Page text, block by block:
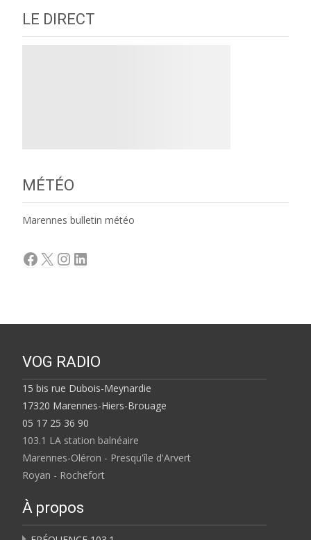
LE DIRECT
MÉTÉO
Marennes bulletin météo
Facebook
X Instagram
LinkedIn
VOG RADIO
15 bis rue Dubois-Meynardie
17320 Marennes-Hiers-Brouage
05 17 25 36 90
103.1 LA station balnéaire
Marennes-Oléron - Presqu'île d'Arvert
Royan - Rochefort
À propos